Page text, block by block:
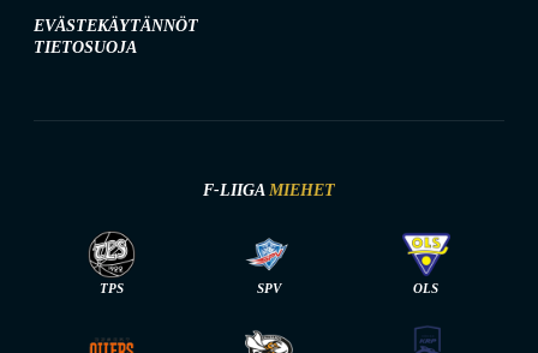
EVÄSTEKÄYTÄNNÖT
TIETOSUOJA
F-LIIGA MIEHET
TPS SPV OLS